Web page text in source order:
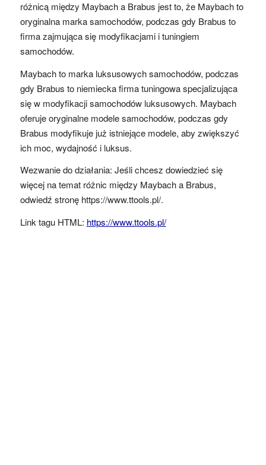
różnicą między Maybach a Brabus jest to, że Maybach to
oryginalna marka samochodów, podczas gdy Brabus to
firma zajmująca się modyfikacjami i tuningiem
samochodów.
Maybach to marka luksusowych samochodów, podczas
gdy Brabus to niemiecka firma tuningowa specjalizująca
się w modyfikacji samochodów luksusowych. Maybach
oferuje oryginalne modele samochodów, podczas gdy
Brabus modyfikuje już istniejące modele, aby zwiększyć
ich moc, wydajność i luksus.
Wezwanie do działania: Jeśli chcesz dowiedzieć się
więcej na temat różnic między Maybach a Brabus,
odwiedź stronę https://www.ttools.pl/.
Link tagu HTML: https://www.ttools.pl/